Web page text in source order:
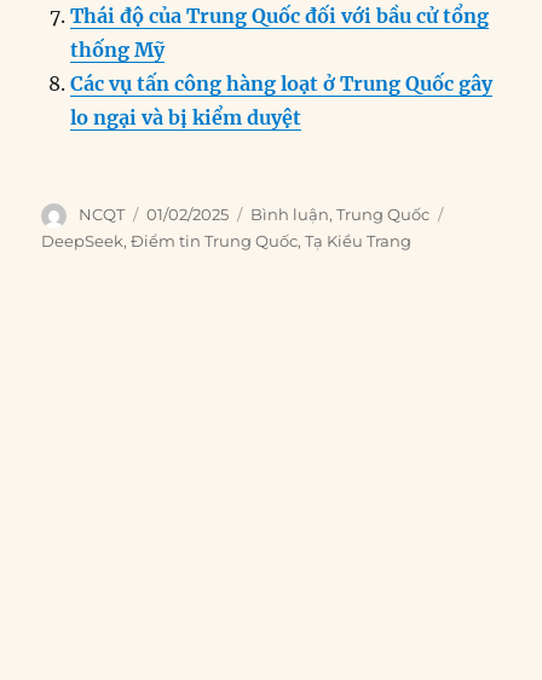
Thái độ của Trung Quốc đối với bầu cử tổng
thống Mỹ
Các vụ tấn công hàng loạt ở Trung Quốc gây
lo ngại và bị kiểm duyệt
Author
NCQT
Posted
on
01/02/2025 Categories
Bình luận,Trung Quốc
DeepSeek,Điểm tin Trung Quốc,Tạ Kiều Trang